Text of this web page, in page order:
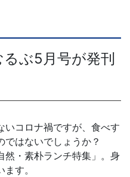
ロジスティクス）
作・撮影・その他
グ
せ
ぶ5月号が発刊
いコロナ禍ですが、食べす
ではないでしょうか？
然・素朴ランチ特集」。身
す。